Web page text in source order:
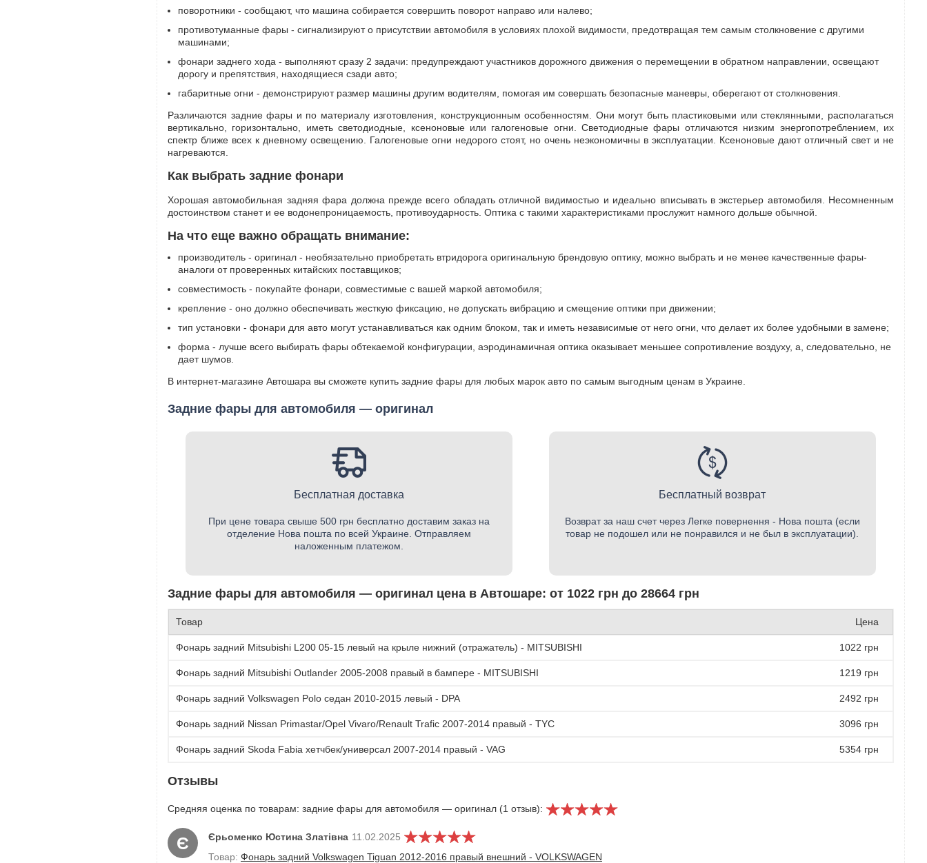
поворотники - сообщают, что машина собирается совершить поворот направо или налево;
противотуманные фары - сигнализируют о присутствии автомобиля в условиях плохой видимости, предотвращая тем самым столкновение с другими
машинами;
фонари заднего хода - выполняют сразу 2 задачи: предупреждают участников дорожного движения о перемещении в обратном направлении, освещают
дорогу и препятствия, находящиеся сзади авто;
габаритные огни - демонстрируют размер машины другим водителям, помогая им совершать безопасные маневры, оберегают от столкновения.
Различаются задние фары и по материалу изготовления, конструкционным особенностям. Они могут быть пластиковыми или стеклянными, располагаться
вертикально, горизонтально, иметь светодиодные, ксеноновые или галогеновые огни. Светодиодные фары отличаются низким энергопотреблением, их
спектр ближе всех к дневному освещению. Галогеновые огни недорого стоят, но очень неэкономичны в эксплуатации. Ксеноновые дают отличный свет и не
нагреваются.
Как выбрать задние фонари
Хорошая автомобильная задняя фара должна прежде всего обладать отличной видимостью и идеально вписывать в экстерьер автомобиля. Несомненным
достоинством станет и ее водонепроницаемость, противоударность. Оптика с такими характеристиками прослужит намного дольше обычной.
На что еще важно обращать внимание:
производитель - оригинал - необязательно приобретать втридорога оригинальную брендовую оптику, можно выбрать и не менее качественные фары-
аналоги от проверенных китайских поставщиков;
совместимость - покупайте фонари, совместимые с вашей маркой автомобиля;
крепление - оно должно обеспечивать жесткую фиксацию, не допускать вибрацию и смещение оптики при движении;
тип установки - фонари для авто могут устанавливаться как одним блоком, так и иметь независимые от него огни, что делает их более удобными в замене;
форма - лучше всего выбирать фары обтекаемой конфигурации, аэродинамичная оптика оказывает меньшее сопротивление воздуху, а, следовательно, не
дает шумов.
В интернет-магазине Автошара вы сможете купить задние фары для любых марок авто по самым выгодным ценам в Украине.
Задние фары для автомобиля — оригинал
Бесплатная доставка
При цене товара свыше 500 грн бесплатно доставим заказ на
отделение Нова пошта по всей Украине. Отправляем
наложенным платежом.
Бесплатный возврат
Возврат за наш счет через Легке повернення - Нова пошта (если
товар не подошел или не понравился и не был в эксплуатации).
Задние фары для автомобиля — оригинал цена в Автошаре: от 1022 грн до 28664 грн
Товар Цена
Фонарь задний Mitsubishi L200 05-15 левый на крыле нижний (отражатель) - MITSUBISHI 1022 грн
Фонарь задний Mitsubishi Outlander 2005-2008 правый в бампере - MITSUBISHI 1219 грн
Фонарь задний Volkswagen Polo седан 2010-2015 левый - DPA 2492 грн
Фонарь задний Nissan Primastar/Opel Vivaro/Renault Trafic 2007-2014 правый - TYC 3096 грн
Фонарь задний Skoda Fabia хетчбек/универсал 2007-2014 правый - VAG 5354 грн
Отзывы
Средняя оценка по товарам: задние фары для автомобиля — оригинал (1 отзыв):
Є Єрьоменко Юстина Златівна 11.02.2025
Товар: Фонарь задний Volkswagen Tiguan 2012-2016 правый внешний - VOLKSWAGEN